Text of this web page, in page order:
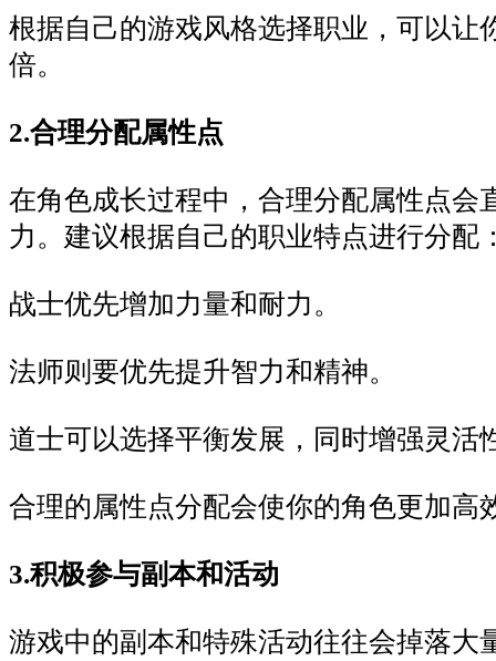
根据自己的游戏风格选择职业，可以让
倍。
2.合理分配属性点
在角色成长过程中，合理分配属性点会
力。建议根据自己的职业特点进行分配
战士优先增加力量和耐力。
法师则要优先提升智力和精神。
道士可以选择平衡发展，同时增强灵活
合理的属性点分配会使你的角色更加高
3.积极参与副本和活动
游戏中的副本和特殊活动往往会掉落大